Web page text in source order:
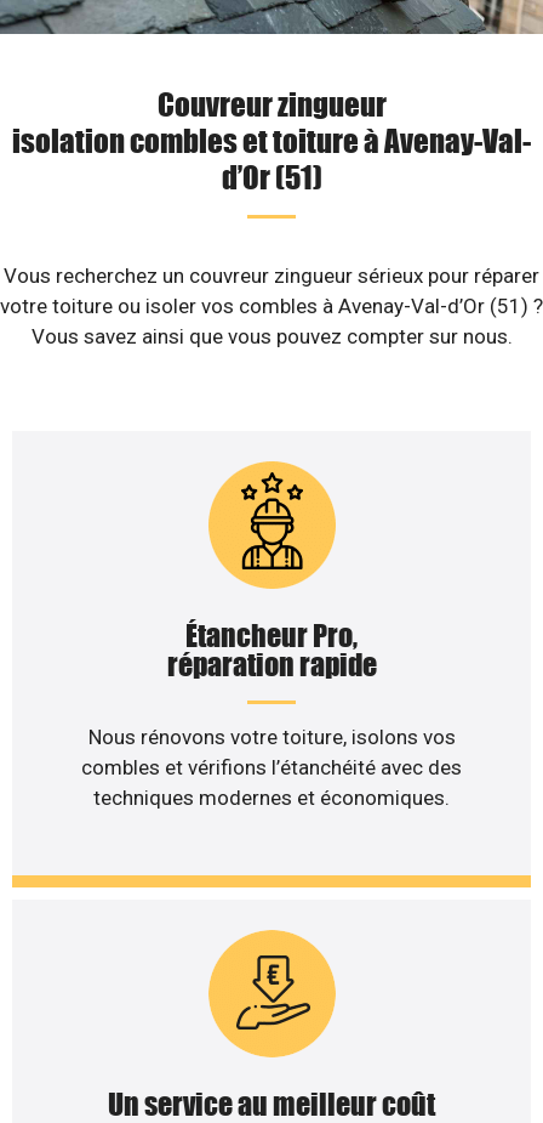
Couvreur zingueur
isolation combles et toiture à Avenay-Val-
d’Or (51)
Vous recherchez un couvreur zingueur sérieux pour réparer
votre toiture ou isoler vos combles à Avenay-Val-d’Or (51) ?
Vous savez ainsi que vous pouvez compter sur nous.
Étancheur Pro,
réparation rapide
Nous rénovons votre toiture, isolons vos
combles et vérifions l’étanchéité avec des
techniques modernes et économiques.
Un service au meilleur coût